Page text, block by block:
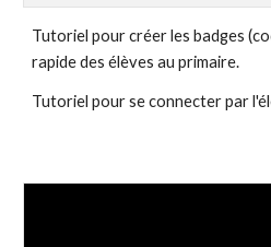
Tutoriel pour créer les badges
rapide des élèves au primaire.
Tutoriel pour se connecter par